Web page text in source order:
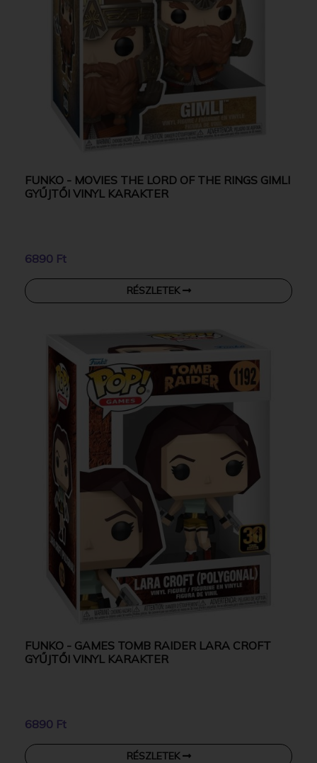
FUNKO - MOVIES THE LORD OF THE RINGS GIMLI
GYŰJTŐI VINYL KARAKTER
6890 Ft
RÉSZLETEK
FUNKO - GAMES TOMB RAIDER LARA CROFT
GYŰJTŐI VINYL KARAKTER
6890 Ft
RÉSZLETEK